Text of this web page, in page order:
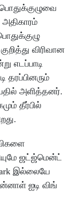
விரிவான
எடப்பாடி
தரப்பினரும்
அளித்தனர்.
தீர்பில்
ஜட்ஜ்மென்ட்
இல்லையே
ஐடி விங்